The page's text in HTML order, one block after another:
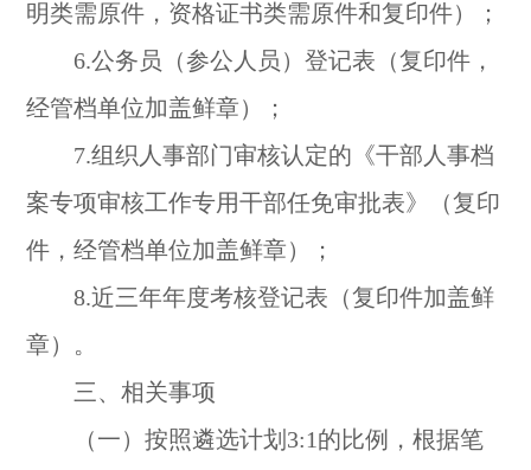
明类需原件，资格证书类需原件和复印件）；
6.公务员（参公人员）登记表（复印件，
经管档单位加盖鲜章）；
7.组织人事部门审核认定的《干部人事档
案专项审核工作专用干部任免审批表》（复印
件，经管档单位加盖鲜章）；
8.近三年年度考核登记表（复印件加盖鲜
章）。
三、相关事项
（一）按照遴选计划3:1的比例，根据笔